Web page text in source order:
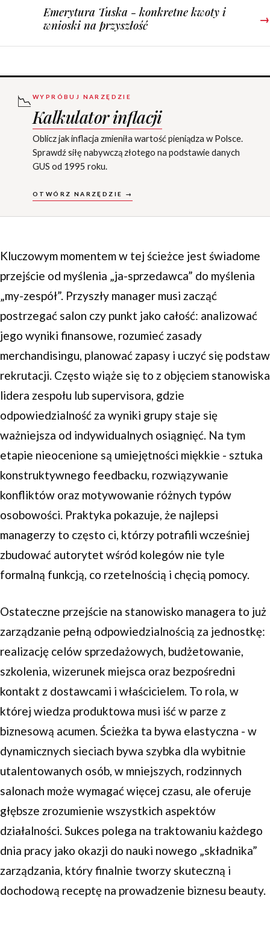
Emerytura Tuska - konkretne kwoty i
wnioski na przyszłość
→
📉 WYPRÓBUJ NARZĘDZIE
Kalkulator inflacji
Oblicz jak inflacja zmieniła wartość pieniądza w Polsce.
Sprawdź siłę nabywczą złotego na podstawie danych
GUS od 1995 roku.
OTWÓRZ NARZĘDZIE →
Kluczowym momentem w tej ścieżce jest świadome
przejście od myślenia „ja-sprzedawca” do myślenia
„my-zespół”. Przyszły manager musi zacząć
postrzegać salon czy punkt jako całość: analizować
jego wyniki finansowe, rozumieć zasady
merchandisingu, planować zapasy i uczyć się podstaw
rekrutacji. Często wiąże się to z objęciem stanowiska
lidera zespołu lub supervisora, gdzie
odpowiedzialność za wyniki grupy staje się
ważniejsza od indywidualnych osiągnięć. Na tym
etapie nieocenione są umiejętności miękkie - sztuka
konstruktywnego feedbacku, rozwiązywanie
konfliktów oraz motywowanie różnych typów
osobowości. Praktyka pokazuje, że najlepsi
managerzy to często ci, którzy potrafili wcześniej
zbudować autorytet wśród kolegów nie tyle
formalną funkcją, co rzetelnością i chęcią pomocy.
Ostateczne przejście na stanowisko managera to już
zarządzanie pełną odpowiedzialnością za jednostkę:
realizację celów sprzedażowych, budżetowanie,
szkolenia, wizerunek miejsca oraz bezpośredni
kontakt z dostawcami i właścicielem. To rola, w
której wiedza produktowa musi iść w parze z
biznesową acumen. Ścieżka ta bywa elastyczna - w
dynamicznych sieciach bywa szybka dla wybitnie
utalentowanych osób, w mniejszych, rodzinnych
salonach może wymagać więcej czasu, ale oferuje
głębsze zrozumienie wszystkich aspektów
działalności. Sukces polega na traktowaniu każdego
dnia pracy jako okazji do nauki nowego „składnika”
zarządzania, który finalnie tworzy skuteczną i
dochodową receptę na prowadzenie biznesu beauty.